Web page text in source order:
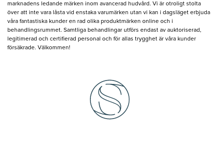
marknadens ledande märken inom avancerad hudvård. Vi är otroligt stolta
över att inte vara låsta vid enstaka varumärken utan vi kan i dagsläget erbjuda
våra fantastiska kunder en rad olika produktmärken online och i
behandlingsrummet. Samtliga behandlingar utförs endast av auktoriserad,
legitimerad och certifierad personal och för allas trygghet är våra kunder
försäkrade. Välkommen!